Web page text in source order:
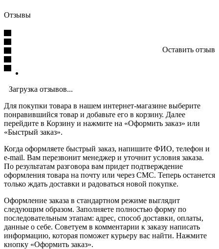
Отзывы
Оставить отзыв
Загрузка отзывов...
Для покупки товара в нашем интернет-магазине выберите
понравившийся товар и добавьте его в корзину. Далее
перейдите в Корзину и нажмите на «Оформить заказ» или
«Быстрый заказ».
Когда оформляете быстрый заказ, напишите ФИО, телефон и
e-mail. Вам перезвонит менеджер и уточнит условия заказа.
По результатам разговора вам придет подтверждение
оформления товара на почту или через СМС. Теперь останется
только ждать доставки и радоваться новой покупке.
Оформление заказа в стандартном режиме выглядит
следующим образом. Заполняете полностью форму по
последовательным этапам: адрес, способ доставки, оплаты,
данные о себе. Советуем в комментарии к заказу написать
информацию, которая поможет курьеру вас найти. Нажмите
кнопку «Оформить заказ».